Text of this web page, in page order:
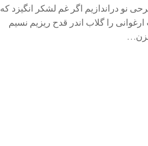
نو دراندازیم اگر غم لشکر انگیزد که
را گلاب اندر قدح ریزیم نسیم